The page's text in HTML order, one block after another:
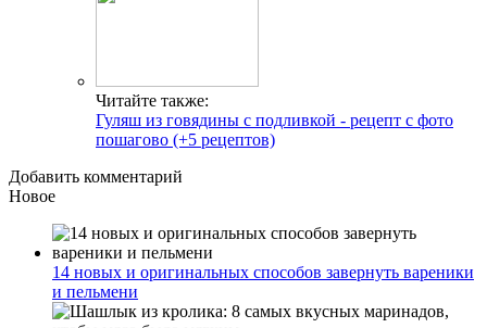
Читайте также:
Гуляш из говядины с подливкой - рецепт с фото
пошагово (+5 рецептов)
Добавить комментарий
Новое
14 новых и оригинальных способов завернуть вареники
и пельмени